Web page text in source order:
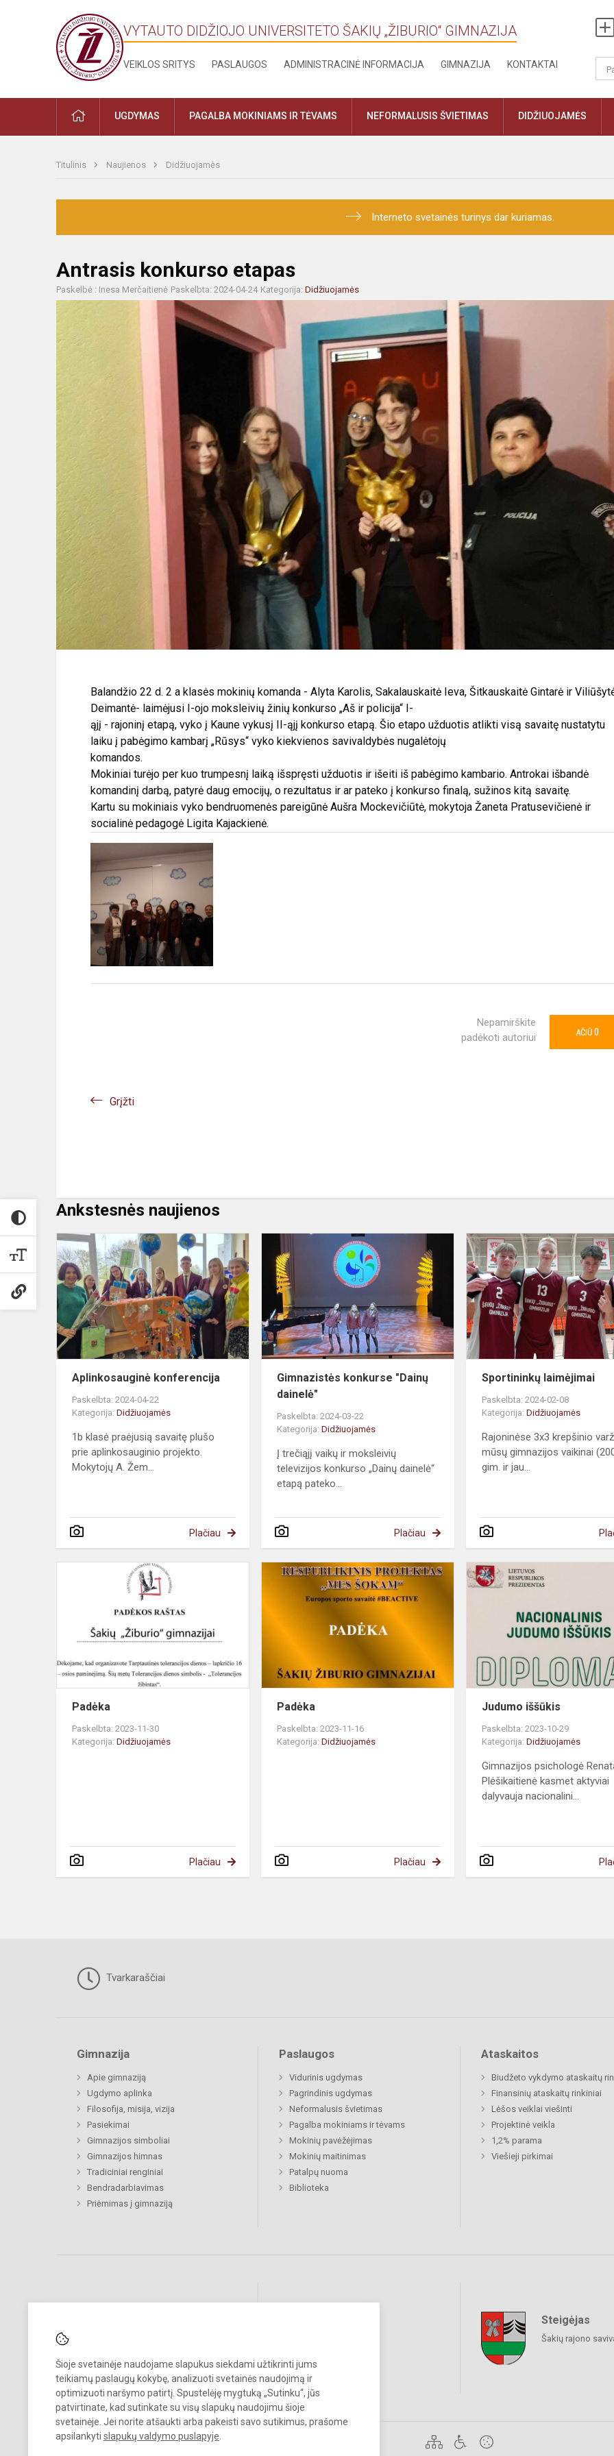
Šioje svetainėje naudojame slapukus siekdami užtikrinti jums
teikiamų paslaugų kokybę, analizuoti svetainės naudojimą ir
optimizuoti naršymo patirtį. Spustelėję mygtuką „Sutinku“, jūs
patvirtinate, kad sutinkate su visų slapukų naudojimu šioje
svetainėje. Jei norite atšaukti arba pakeisti savo sutikimus, prašome
apsilankyti slapukų valdymo puslapyje
VYTAUTO DIDŽIOJO UNIVERSITETO ŠAKIŲ „ŽIBURIO“ GIMNAZIJA
VEIKLOS SRITYS PASLAUGOS ADMINISTRACINĖ INFORMACIJA GIMNAZIJA KONTAKTAI
UGDYMAS PAGALBA MOKINIAMS IR TĖVAMS NEFORMALUSIS ŠVIETIMAS DIDŽIUOJAMĖS
Titulinis Naujienos Didžiuojamės
Interneto svetainės turinys dar kuriamas.
Antrasis konkurso etapas
Paskelbė : Inesa Merčaitienė Paskelbta: 2024-04-24 Kategorija: Didžiuojamės
Balandžio 22 d. 2 a klasės mokinių komanda - Alyta Karolis, Sakalauskaitė Ieva, Šitkauskaitė Gintarė ir
Deimantė- laimėjusi I-ojo moksleivių žinių konkurso „Aš ir policija“ I-
ąjį - rajoninį etapą, vyko į Kaune vykusį II-ąjį konkurso etapą. Šio etapo užduotis atlikti visą savaitę nustatytu
laiku į pabėgimo kambarį „Rūsys“ vyko kiekvienos savivaldybės nugalėtojų
komandos.
Mokiniai turėjo per kuo trumpesnį laiką išspręsti užduotis ir išeiti iš pabėgimo kambario. Antrokai išbandė
komandinį darbą, patyrė daug emocijų, o rezultatus ir ar pateko į konkurso finalą, sužinos kitą savaitę.
Kartu su mokiniais vyko bendruomenės pareigūnė Aušra Mockevičiūtė, mokytoja Žaneta Pratusevičienė ir
socialinė pedagogė Ligita Kajackienė.
Nepamirškite
padėkoti autoriui
AČIŪ 0
Grįžti
Ankstesnės naujienos
Aplinkosauginė konferencija
Paskelbta: 2024-04-22
Kategorija: Didžiuojamės
1b klasė praėjusią savaitę plušo
prie aplinkosauginio projekto.
Mokytojų A. Žem...
Plačiau
Gimnazistės konkurse "Dainų
dainelė"
Paskelbta: 2024-03-22
Kategorija:Didžiuojamės
Į trečiąjį vaikų ir moksleivių
televizijos konkurso „Dainų dainelė“
etapą pateko...
Plačiau
Sportininkų laimėjimai
Paskelbta: 2024-02-08
Kategorija:Didžiuojamės
Rajoninėse 3x3 krepšinio
mūsų gimnazijos vaikinai
gim. ir jau...
Padėka
Paskelbta: 2023-11-30
Kategorija: Didžiuojamės
Plačiau
Padėka
Paskelbta: 2023-11-16
Kategorija:Didžiuojamės
Plačiau
Judumo iššūkis
Paskelbta: 2023-10-29
Kategorija:Didžiuojamės
Gimnazijos psichologė
Plėšikaitienė kasmet aktyviai
dalyvauja nacionalini...
Tvarkaraščiai
Gimnazija
Apie gimnaziją
Ugdymo aplinka
Filosofija, misija, vizija
Pasiekimai
Gimnazijos simboliai
Gimnazijos himnas
Tradiciniai renginiai
Bendradarbiavimas
Priėmimas į gimnaziją
Paslaugos
Vidurinis ugdymas
Pagrindinis ugdymas
Neformalusis švietimas
Pagalba mokiniams ir tėvams
Mokinių pavėžėjimas
Mokinių maitinimas
Patalpų nuoma
Biblioteka
Ataskaitos
Biudžeto vykdymo ataskaitų
Finansinių ataskaitų rinkiniai
Lėšos veiklai viešinti
Projektinė veikla
1,2% parama
Viešieji pirkimai
RAŠYKITE
Steigėjas
Šakių rajono
© 2024. VDU Šakių „Žiburio“ gimnazija. Visos teisės saugomos.